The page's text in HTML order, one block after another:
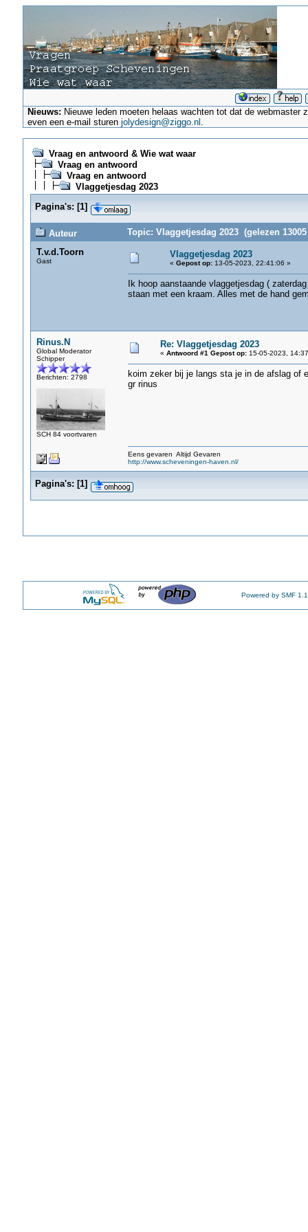
Nieuws: Nieuwe leden moeten helaas wachten tot dat de
even een e-mail sturenjolydesign@ziggo.nl .
Vraag en antwoord & Wie wat waar
Vraag en antwoord
Vraag en antwoord
Vlaggetjesdag 2023
Pagina's: [1]
Auteur
Topic: Vlaggetjesdag 2023 (gelezen 13005
T.v.d.Toorn
Gast
Vlaggetjesdag 2023
« Gepost op:13-05-2023, 22:41:06 »
Ik hoop aanstaande vlaggetjesdag (
staan met een kraam. Alles met de hand
Rinus.N
Global Moderator
Schipper
Berichten: 2798
SCH 84 voortvaren
Re: Vlaggetjesdag 2023
« Antwoord #1 Gepost op:15-05-2023,
koim zeker bij je langs sta je in de afslag of
gr rinus
Eens gevaren Altijd Gevaren
http://www.scheveningen-haven.nl/
Pagina's: [1]
Powered by SMF